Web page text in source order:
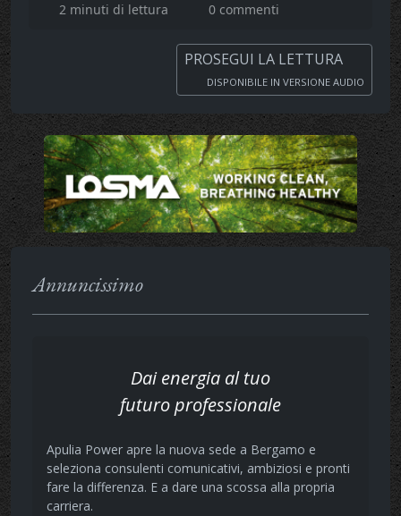
2 minuti di lettura
0 commenti
PROSEGUI LA LETTURA
DISPONIBILE IN VERSIONE AUDIO
Annuncissimo
Dai energia al tuo
futuro professionale
Apulia Power apre la nuova sede a Bergamo e
seleziona consulenti comunicativi, ambiziosi e pronti
fare la differenza. E a dare una scossa alla propria
carriera.